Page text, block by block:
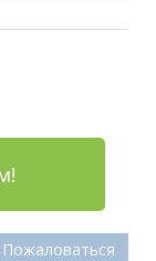
Пожаловаться